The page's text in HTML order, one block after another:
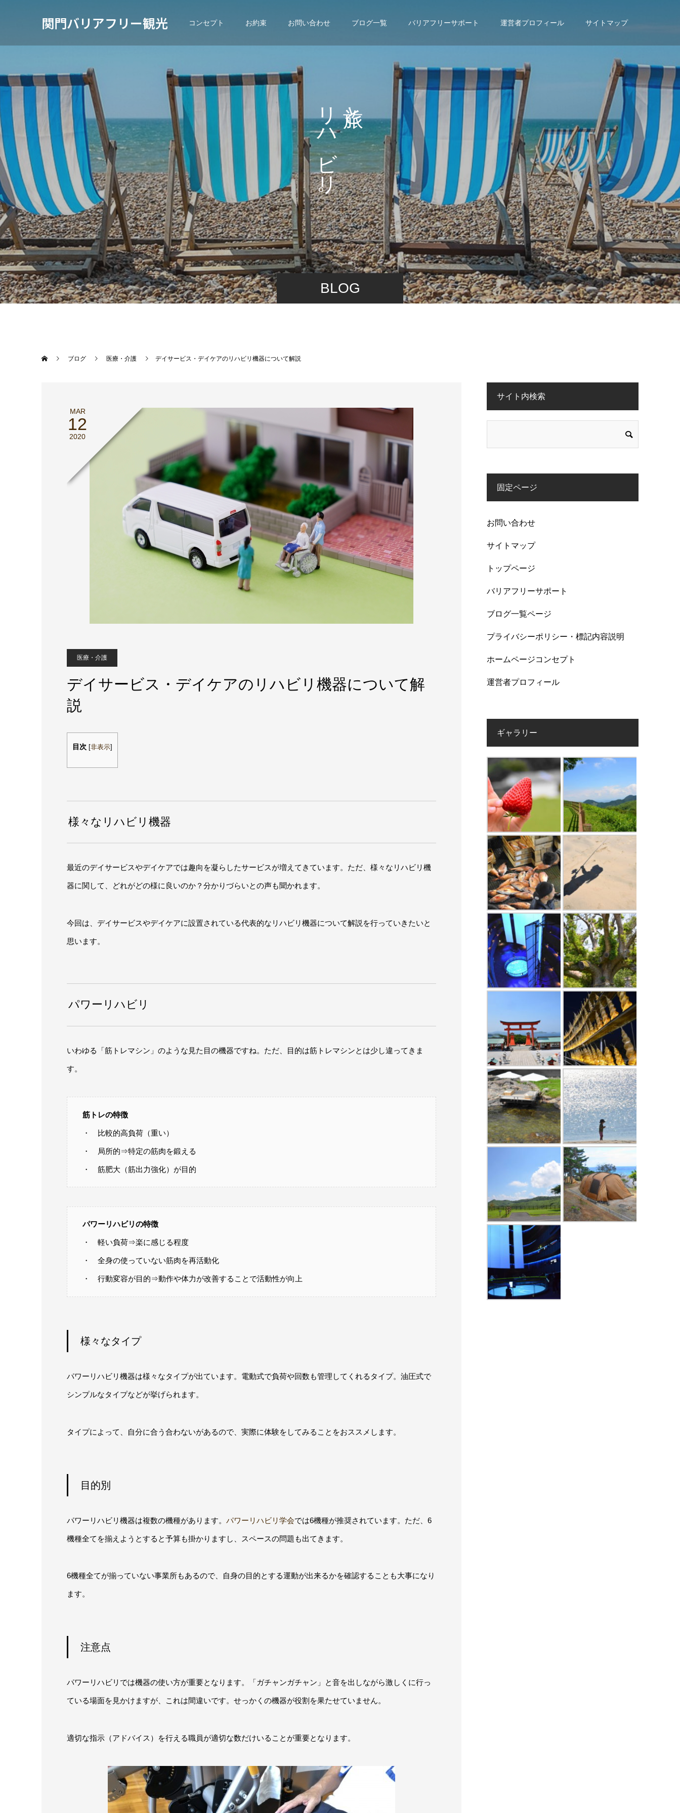
関門バリアフリー観光 コンセプト お約束 お問い合わせ ブログ一覧 バリアフリーサポート 運営者プロフィール サイトマップ
BLOG
と
、
リ
ハ
ビ
リ
。
ブログ 医療・介護 デイサービス・デイケアのリハビリ機器について解説
MAR
12
2020
医療・介護
デイサービス・デイケアのリハビリ機器について解
説
目次 [非表示]
様々なリハビリ機器
最近のデイサービスやデイケアでは趣向を凝らしたサービスが増えてきています。ただ、様々なリハビリ機
器に関して、どれがどの様に良いのか？分かりづらいとの声も聞かれます。
今回は、デイサービスやデイケアに設置されている代表的なリハビリ機器について解説を行っていきたいと
思います。
パワーリハビリ
いわゆる「筋トレマシン」のような見た目の機器ですね。ただ、目的は筋トレマシンとは少し違ってきま
す。
筋トレの特徴
・ 比較的高負荷（重い）
・ 局所的⇒特定の筋肉を鍛える
・ 筋肥大（筋出力強化）が目的
パワーリハビリの特徴
・ 軽い負荷⇒楽に感じる程度
・ 全身の使っていない筋肉を再活動化
・ 行動変容が目的⇒動作や体力が改善することで活動性が向上
様々なタイプ
パワーリハビリ機器は様々なタイプが出ています。電動式で負荷や回数も管理してくれるタイプ。油圧式で
シンプルなタイプなどが挙げられます。
タイプによって、自分に合う合わないがあるので、実際に体験をしてみることをおススメします。
目的別
パワーリハビリ機器は複数の機種があります。 パワーリハビリ学会では6機種が推奨されています。ただ、6
機種全てを揃えようとすると予算も掛かりますし、スペースの問題も出てきます。
6機種全てが揃っていない事業所もあるので、自身の目的とする運動が出来るかを確認することも大事になり
ます。
注意点
パワーリハビリでは機器の使い方が重要となります。「ガチャンガチャン」と音を出しながら激しくに行っ
ている場面を見かけますが、これは間違いです。せっかくの機器が役割を果たせていません。
適切な指示（アドバイス）を行える職員が適切な数だけいることが重要となります。
サイト内検索
固定ページ
お問い合わせ
サイトマップ
トップページ
バリアフリーサポート
ブログ一覧ページ
プライバシーポリシー・標記内容説明
ホームページコンセプト
運営者プロフィール
ギャラリー